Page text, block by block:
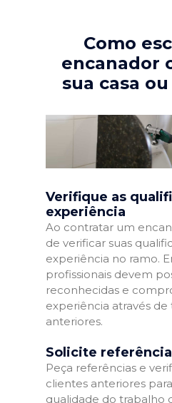
Como
encanador
sua casa
Verifique as
experiência
Ao contratar um
de verificar suas
experiência no ramo.
profissionais devem
reconhecidas e
experiência através de
anteriores.
Solicite
Peça referências e
clientes anteriores
qualidade do trabalho